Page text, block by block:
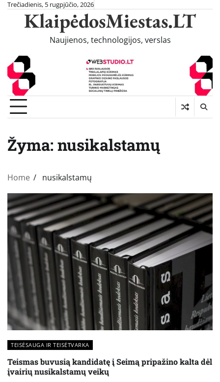
Skip
content
Trečiadienis, 5 rugpjūčio, 2026
KlaipėdosMiestas.LT
Naujienos, technologijos, verslas
Žyma: nusikalstamų
Home nusikalstamų
TEISĖSAUGA IR TEISĖTVARKA
Teismas buvusią kandidatę į Seimą pripažino kalta dėl
įvairių nusikalstamų veikų